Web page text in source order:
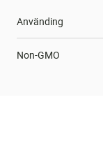
Använding
Non-GMO